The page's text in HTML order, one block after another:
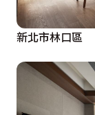
新北市林口區